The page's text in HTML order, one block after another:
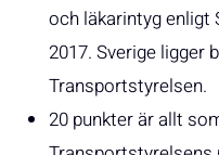
och läkarintyg enligt
2017. Sverige ligger
Transportstyrelsen.
20 punkter är allt